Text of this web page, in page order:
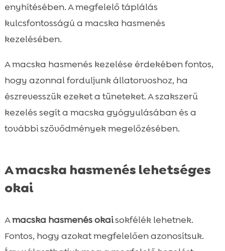
enyhítésében. A megfelelő táplálás
kulcsfontosságú a macska hasmenés
kezelésében.
A macska hasmenés kezelése érdekében fontos,
hogy azonnal forduljunk állatorvoshoz, ha
észrevesszük ezeket a tüneteket. A szakszerű
kezelés segít a macska gyógyulásában és a
további szövődmények megelőzésében.
A macska hasmenés lehetséges
okai
Amacska hasmenés okaisokfélék lehetnek.
Fontos, hogy azokat megfelelően azonosítsuk.